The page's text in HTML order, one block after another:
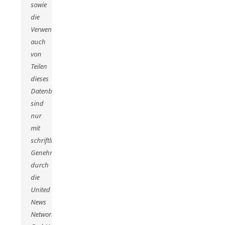
sowie
die
Verwendung
auch
von
Teilen
dieses
Datenbankwerks
sind
nur
mit
schriftlicher
Genehmigung
durch
die
United
News
Network